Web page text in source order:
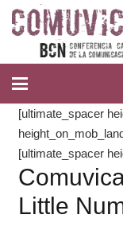
[ultimate_spacer
[ultimate_spacer
Little